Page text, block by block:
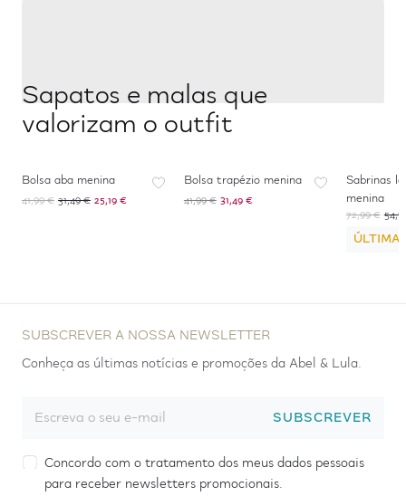
Sapatos e malas que
valorizam o outfit
Bolsa aba menina
41,99 € 31,49 € 25,19 €
Bolsa trapézio menina
41,99 € 31,49 €
Sabrinas
menina
72,99 €
SUBSCREVER A NOSSA NEWSLETTER
Conheça as últimas notícias e promoções da Abel & Lula.
SUBSCREVER
Concordo com o tratamento dos meus dados pessoais
para receber newsletters promocionais.